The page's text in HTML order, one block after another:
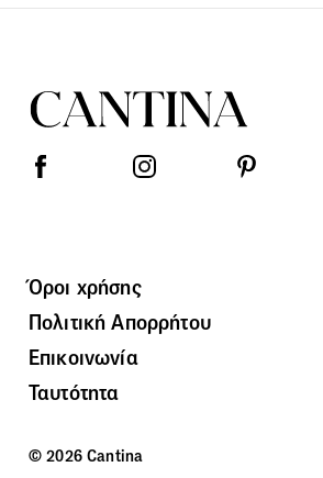
Όροι χρήσης
Πολιτική Απορρήτου
Επικοινωνία
Ταυτότητα
© 2026 Cantina